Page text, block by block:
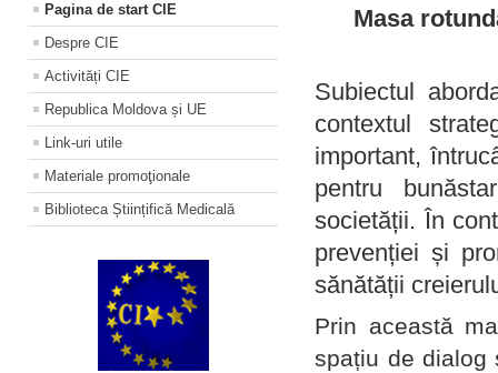
Pagina de start CIE
Despre CIE
Activități CIE
Republica Moldova și UE
Link-uri utile
Materiale promoţionale
Biblioteca Științifică Medicală
Masa
Subiectul
contextul
important,
pentru
societății. În
prevenției și
sănătății
Prin această
spațiu de dialog